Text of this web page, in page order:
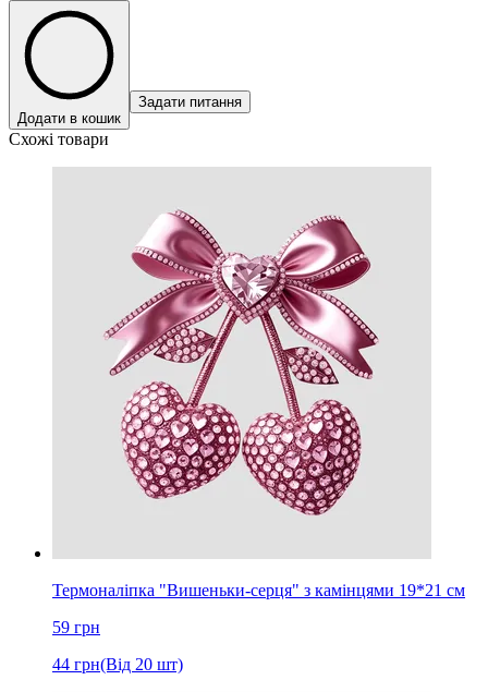
Додати в кошик
Задати питання
Схожі товари
Термоналіпка "Вишеньки-серця" з камінцями 19*21 см
59 грн
44 грн(Від 20 шт)